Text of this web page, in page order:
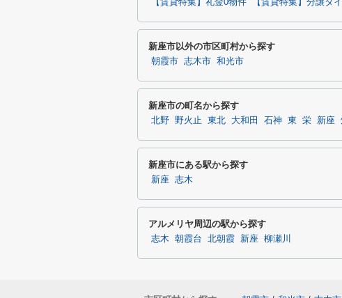
【賃貸特集】礼金0物件 【賃貸特集】分譲タ
新座市以外の市区町村から探す
朝霞市 志木市 和光市
新座市の町名から探す
北野 野火止 東北 大和田 石神 東 栄 新座
新座市にある駅から探す
新座 志木
アルメリヤ周辺の駅から探す
志木 朝霞台 北朝霞 新座 柳瀬川